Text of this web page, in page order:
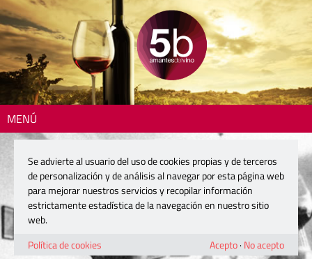
MENÚ
Se advierte al usuario del uso de cookies propias y de terceros
de personalización y de análisis al navegar por esta página web
para mejorar nuestros servicios y recopilar información
estrictamente estadística de la navegación en nuestro sitio
web.
Política de cookies
Acepto· No acepto